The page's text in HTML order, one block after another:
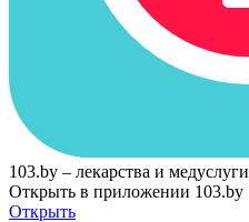
103.by – лекарства и медуслуги
Открыть в приложении 103.by
Открыть